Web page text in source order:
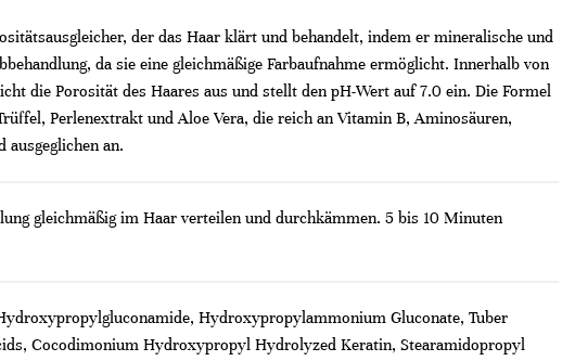
der das Haar klärt und behandelt, indem er mineralische und
da sie eine gleichmäßige Farbaufnahme ermöglicht. Innerhalb von
die Porosität des Haares aus und stellt den pH-Wert auf 7.0 ein. Die Formel
Perlenextrakt und Aloe Vera, die reich an Vitamin B, Aminosäuren,
ausgeglichen an.
gleichmäßig im Haar verteilen und durchkämmen. 5 bis 10 Minuten
Hydroxypropylammonium Gluconate, Tuber
Cocodimonium Hydroxypropyl Hydrolyzed Keratin, Stearamidopropyl